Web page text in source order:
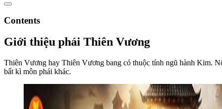
Contents
Giới thiệu phái Thiên Vương
Thiên Vương hay Thiên Vương bang có thuộc tính ngũ hành Kim.
bất kì môn phái khác.